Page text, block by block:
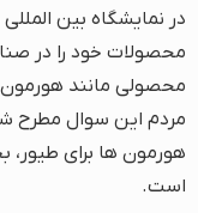
در نمایشگاه بین
محصولات خود را در
محصولی مانند
مردم این سوال مطرح
هورمون ها برای طیور،
است.